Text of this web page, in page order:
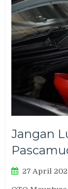
Jangan
27 April